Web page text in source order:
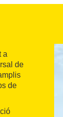
a
de
de